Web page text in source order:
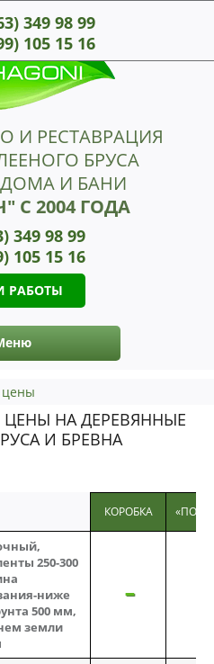
И РЕСТАВРАЦИЯ
БРУСА
И БАНИ
С 2004 ГОДА
349 98 99
105 15 16
РАБОТЫ
349 98 99
105 15 16
цены
НА ДЕРЕВЯННЫЕ
И БРЕВНА
КОРОБКА «ПОД
250-300
ниже
500 мм,
земли